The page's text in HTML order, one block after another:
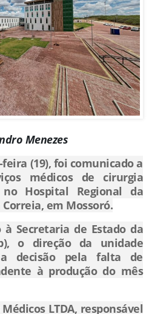
Menezes
(19), foi comunicado a
médicos de cirurgia
no Hospital Regional da
em Mossoró.
Secretaria de Estado da
o direção da unidade
decisão pela falta de
à produção do mês
LTDA, responsável